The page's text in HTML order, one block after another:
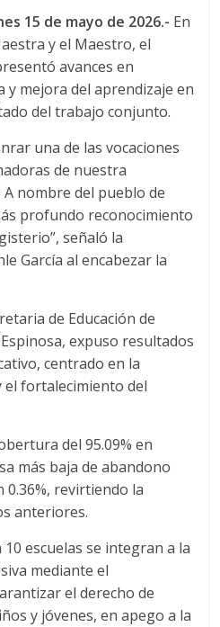
15 de mayo de 2026.- En
y el Maestro, el
avances en
y mejora del aprendizaje en
del trabajo conjunto.
una de las vocaciones
de nuestra
A nombre del pueblo de
profundo reconocimiento
señaló la
García al encabezar la
de Educación de
expuso resultados
, centrado en la
el fortalecimiento del
del 95.09% en
más baja de abandono
0.36%, revirtiendo la
anteriores.
escuelas se integran a la
mediante el
el derecho de
y jóvenes, en apego a la